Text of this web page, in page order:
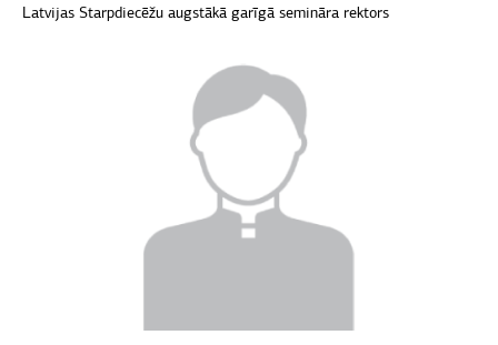
Latvijas Starpdiecēžu augstākā garīgā semināra rektors